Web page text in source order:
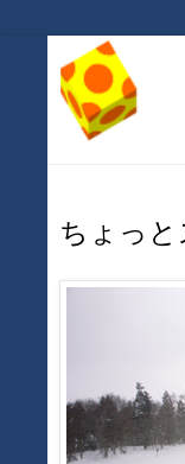
ちょっ